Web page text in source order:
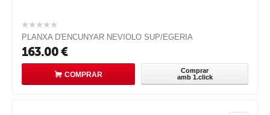
PLANXA D'ENCUNYAR NEVIOLO SUP/EGERIA
163.00€
COMPRAR
Comprar
amb 1.click